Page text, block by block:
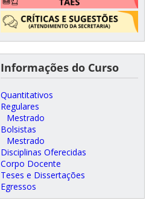
Informações do Curso
Quantitativos
Regulares
Mestrado
Bolsistas
Mestrado
Disciplinas Oferecidas
Corpo Docente
Teses e Dissertações
Egressos